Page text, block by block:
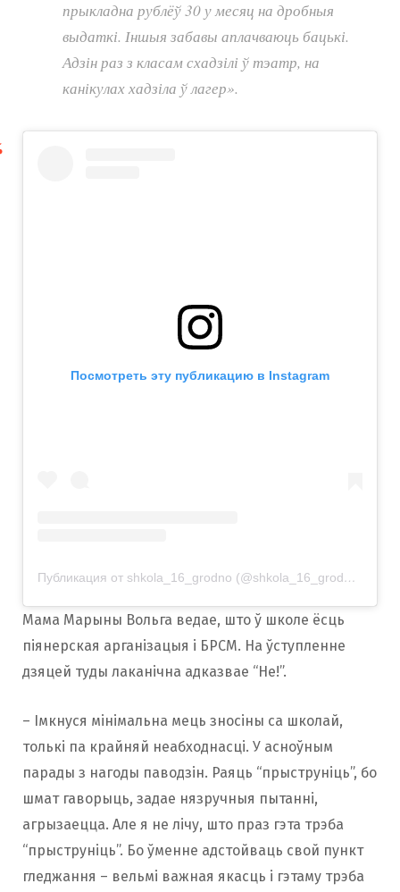
прыкладна рублёў 30 у месяц на дробныя
выдаткі. Іншыя забавы аплачваюць бацькі.
Адзін раз з класам схадзілі ў тэатр, на
канікулах хадзіла ў лагер».
Посмотреть эту публикацию в Instagram
Публикация от shkola_16_grodno (@shkola_16_grodno_official)
Мама Марыны Вольга ведае, што ў школе ёсць
піянерская арганізацыя і БРСМ. На ўступленне
дзяцей туды лаканічна адказвае “Не!”.
– Імкнуся мінімальна мець зносіны са школай,
толькі па крайняй неабходнасці. У асноўным
парады з нагоды паводзін. Раяць “прыструніць”, бо
шмат гаворыць, задае нязручныя пытанні,
агрызаецца. Але я не лічу, што праз гэта трэба
“прыструніць”. Бо ўменне адстойваць свой пункт
гледжання – вельмі важная якасць і гэтаму трэба